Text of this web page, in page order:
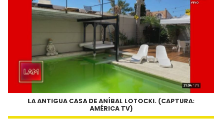
LA ANTIGUA CASA DE ANÍBAL LOTOCKI. (CAPTURA:
AMÉRICA TV)